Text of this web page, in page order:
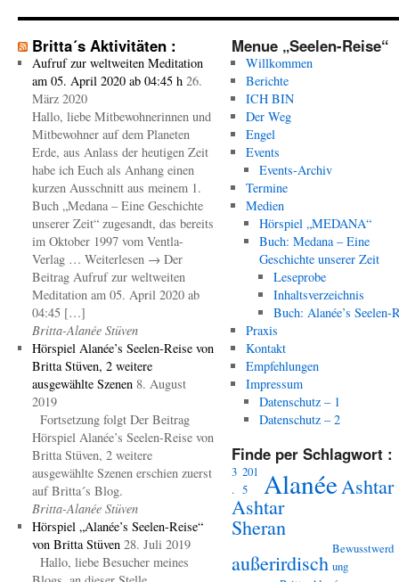
Britta´s Aktivitäten :
Aufruf zur weltweiten Meditation
am 05. April 2020 ab 04:45 h 26.
März 2020
Hallo, liebe Mitbewohnerinnen und
Mitbewohner auf dem Planeten
Erde, aus Anlass der heutigen Zeit
habe ich Euch als Anhang einen
kurzen Ausschnitt aus meinem 1.
Buch „Medana – Eine Geschichte
unserer Zeit“ zugesandt, das bereits
im Oktober 1997 vom Ventla-
Verlag … Weiterlesen → Der
Beitrag Aufruf zur weltweiten
Meditation am 05. April 2020 ab
04:45 […]
Britta-Alanée Stüven
Hörspiel Alanée’s Seelen-Reise von
Britta Stüven, 2 weitere
ausgewählte Szenen 8. August
2019
Fortsetzung folgt Der Beitrag
Hörspiel Alanée’s Seelen-Reise von
Britta Stüven, 2 weitere
ausgewählte Szenen erschien zuerst
auf Britta´s Blog.
Britta-Alanée Stüven
Hörspiel „Alanée’s Seelen-Reise“
von Britta Stüven 28. Juli 2019
Hallo, liebe Besucher meines
Menue „Seelen-Reise“
Willkommen
Berichte
ICH BIN
Der Weg
Engel
Events
Events-Archiv
Termine
Medien
Hörspiel „MEDANA“
Buch: Medana – Eine
Geschichte unserer Zeit
Leseprobe
Inhaltsverzeichnis
Buch: Alanée’s Seelen-
Praxis
Kontakt
Empfehlungen
Impressum
Datenschutz – 1
Datenschutz – 2
Finde per Schlagwort :
3
.
201
5
AlanéeAshtar
Ashtar
Sheran
außerirdisch
Bewusstwerd
ung